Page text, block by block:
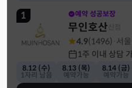
1 예약 성공보장
무인호산
4.9(1496) 서
1주 이내 상담
8.12 (수)
1자리 남음
8.13 (목)
예약가능
8.14 (금)
예약가능